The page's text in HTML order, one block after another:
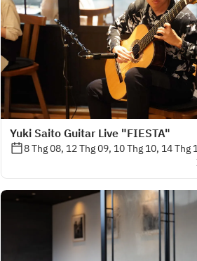
Yuki Saito Guitar Live "FIESTA"
8 Thg 08, 12 Thg 09, 10 Thg 10, 14 Thg